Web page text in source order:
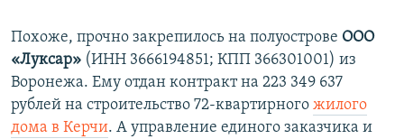
Похоже, прочно закрепилось на полуострове ООО
«Луксар» (ИНН 3666194851; КПП 366301001) из
Воронежа. Ему отдан контракт на 223 349 637
рублей на строительство 72-квартирного жилого
дома в Керчи. А управление единого заказчика и